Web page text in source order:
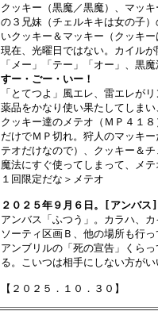
クッキー（黒魔／黒魔）、マッ
の３兄妹（チェルキキは女の子
いクッキー＆マッキー（クッキ
現在、光曜日ではない。カイル
すー・ごー・いー！
「とてつよ」風エレ、雷エレが
薬品をかなり使い果たしてしま
クッキー達のメテオ（ＭＰ４１
だけでＭＰ切れ。狩人のマッキ
テオだけなので）、クッキー＆
魔法にすぐ使ってしまって、メ
１回限定だな＞メテオ
２０２５年９月６日。[アンバ
アンバス「ふつう」。カラハ、
ソーティ区画Ｂ、他の場所も行
アンブリルの「死の宣告」くら
る。こいつは相手にしない方がい